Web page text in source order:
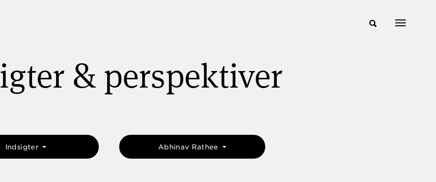
& perspektiver
Indsigter Abhinav Rathee